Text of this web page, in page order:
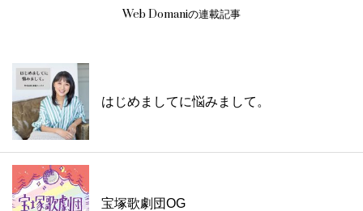
Web Domaniの連載記事
はじめましてに悩みまして。
宝塚歌劇団OG